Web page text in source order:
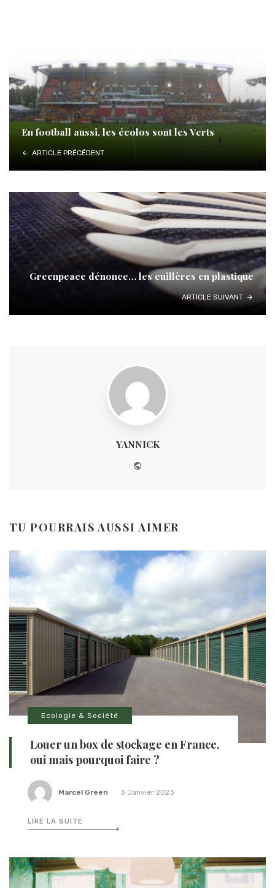
En football aussi, les écolos sont les Verts
ARTICLE PRÉCÉDENT
Greenpeace dénonce… les cuillères en plastique
ARTICLE SUIVANT
YANNICK
TU POURRAIS AUSSI AIMER
Ecologie & Société
Louer un box de stockage en France,
oui mais pourquoi faire ?
Marcel Green 3 Janvier 2023
LIRE LA SUITE